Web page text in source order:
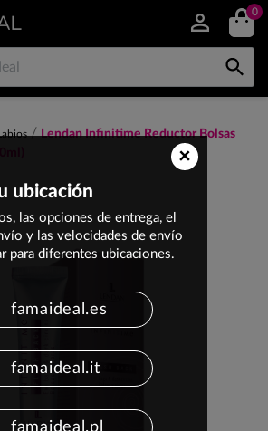
0

Lendan Infinitime Reductor Bolsas
×
ubicación
las opciones de entrega, el
y las velocidades de envío
para diferentes ubicaciones.
famaideal.es
famaideal.it
famaideal.pl